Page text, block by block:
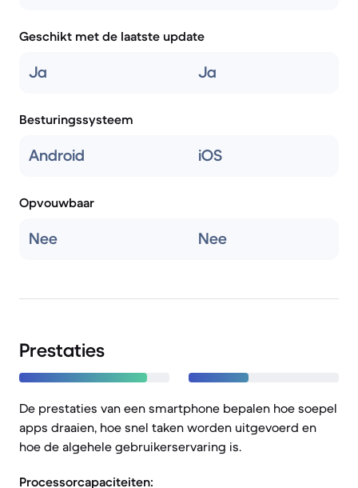
Geschikt met de laatste update
Ja Ja
Besturingssysteem
Android iOS
Opvouwbaar
Nee Nee
Prestaties
De prestaties van een smartphone bepalen hoe soepel
apps draaien, hoe snel taken worden uitgevoerd en
hoe de algehele gebruikerservaring is.
Processorcapaciteiten: